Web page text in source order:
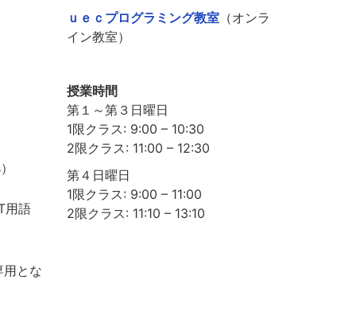
用語
とな
ｕｅｃプログラミング教室（オンラ
イン教室）
授業時間
第１～第３日曜日
1限クラス: 9:00 – 10:30
2限クラス: 11:00 – 12:30
第４日曜日
1限クラス: 9:00 – 11:00
2限クラス: 11:10 – 13:10